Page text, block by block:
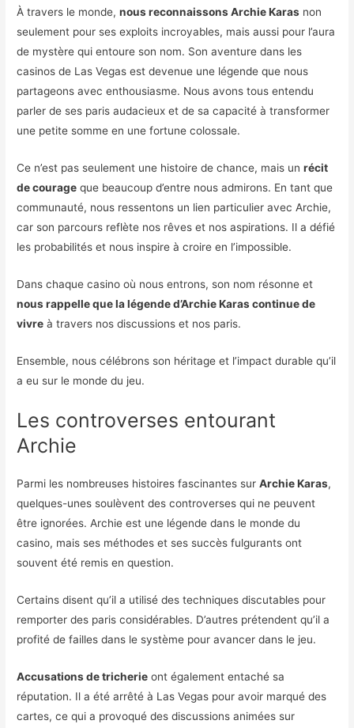
À travers le monde,nous reconnaissons Archie Karas non
seulement pour ses exploits incroyables, mais aussi pour l’aura
de mystère qui entoure son nom. Son aventure dans les
casinos de Las Vegas est devenue une légende que nous
partageons avec enthousiasme. Nous avons tous entendu
parler de ses paris audacieux et de sa capacité à transformer
une petite somme en une fortune colossale.
Ce n’est pas seulement une histoire de chance, mais unrécit
de courage que beaucoup d’entre nous admirons. En tant que
communauté, nous ressentons un lien particulier avec Archie,
car son parcours reflète nos rêves et nos aspirations. Il a défié
les probabilités et nous inspire à croire en l’impossible.
Dans chaque casino où nous entrons, son nom résonne et
nous rappelle que la légende d’Archie Karas continue de
vivre à travers nos discussions et nos paris.
Ensemble, nous célébrons son héritage et l’impact durable qu’il
a eu sur le monde du jeu.
Les controverses entourant
Archie
Parmi les nombreuses histoires fascinantes surArchie Karas,
quelques-unes soulèvent des controverses qui ne peuvent
être ignorées. Archie est une légende dans le monde du
casino, mais ses méthodes et ses succès fulgurants ont
souvent été remis en question.
Certains disent qu’il a utilisé des techniques discutables pour
remporter des paris considérables. D’autres prétendent qu’il a
profité de failles dans le système pour avancer dans le jeu.
Accusations de tricherie ont également entaché sa
réputation. Il a été arrêté à Las Vegas pour avoir marqué des
cartes, ce qui a provoqué des discussions animées sur